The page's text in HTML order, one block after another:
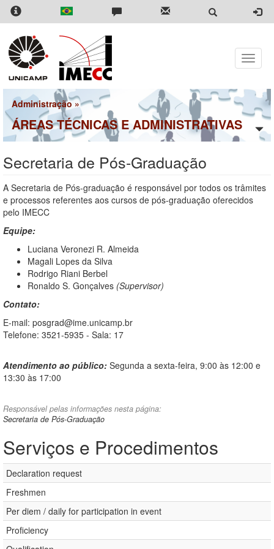
Skip
content
Toggle
Administração»
ÁREAS TÉCNICAS E ADMINISTRATIVAS
Secretaria de Pós-Graduação
A Secretaria de Pós-graduação é responsável por todos os trâmites
e processos referentes aos cursos de pós-graduação oferecidos
pelo IMECC
Equipe:
Luciana Veronezi R. Almeida
Magali Lopes da Silva
Rodrigo Riani Berbel
Ronaldo S. Gonçalves (Supervisor)
Contato:
E-mail: posgrad@ime.unicamp.br
Telefone: 3521-5935 - Sala: 17
Atendimento ao público: Segunda a sexta-feira, 9:00 às 12:00 e
13:30 às 17:00
Responsável pelas informações nesta página:
Secretaria de Pós-Graduação
Serviços e Procedimentos
Declaration request
Freshmen
Per diem / daily for participation in event
Proficiency